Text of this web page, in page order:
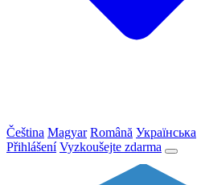
Čeština Magyar Română Українська
Přihlášení Vyzkoušejte zdarma